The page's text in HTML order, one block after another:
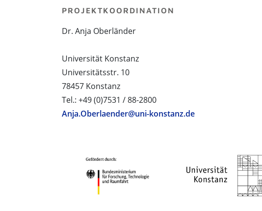
PROJEKTKOORDINATION
Dr. Anja Oberländer
Universität Konstanz
Universitätsstr. 10
78457 Konstanz
Tel.: +49 (0)7531 / 88-2800
Anja.Oberlaender@uni-konstanz.de